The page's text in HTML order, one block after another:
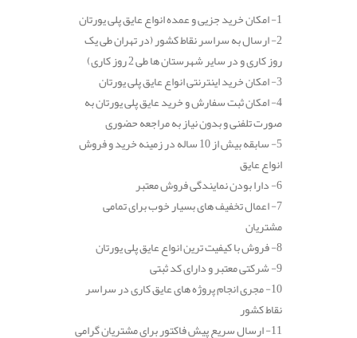
1- امکان خرید جزیی و عمده انواع عایق پلی یورتان
2- ارسال به سراسر نقاط کشور (در تهران طی یک
روز کاری و در سایر شهرستان ها طی 2 روز کاری)
3- امکان خرید اینترنتی انواع عایق پلی یورتان
4- امکان ثبت سفارش و خرید عایق پلی یورتان به
صورت تلفنی و بدون نیاز به مراجعه حضوری
5- سابقه بیش از 10 ساله در زمینه خرید و فروش
انواع عایق
6- دارا بودن نمایندگی فروش معتبر
7- اعمال تخفیف های بسیار خوب برای تمامی
مشتریان
8- فروش با کیفیت ترین انواع عایق پلی یورتان
9- شرکتی معتبر و دارای کد ثبتی
10- مجری انجام پروژه های عایق کاری در سراسر
نقاط کشور
11- ارسال سریع پیش فاکتور برای مشتریان گرامی